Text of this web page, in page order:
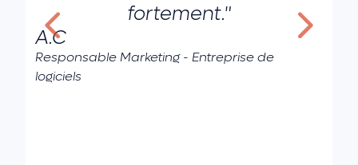
fortement."
A.C
Responsable Marketing - Entreprise de
logiciels